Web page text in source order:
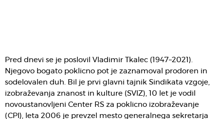
Pred dnevi se je poslovil Vladimir Tkalec (1947–2021).
Njegovo bogato poklicno pot je zaznamoval prodoren in
sodelovalen duh. Bil je prvi glavni tajnik Sindikata vzgoje,
izobraževanja znanost in kulture (SVIZ), 10 let je vodil
novoustanovljeni Center RS za poklicno izobraževanje
(CPI), leta 2006 je prevzel mesto generalnega sekretarja